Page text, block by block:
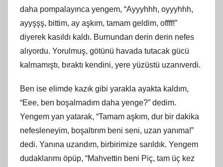
daha pompalayınca yengem, “Ayyyhhh, oyyyhhh,
ayyşşş, bittim, ay aşkım, tamam geldim, offff!”
diyerek kasıldı kaldı. Burnundan derin derin nefes
alıyordu. Yorulmuş, götünü havada tutacak gücü
kalmamıştı, bıraktı kendini, yere yüzüstü uzanıverdi.
Ben ise elimde kazık gibi yarakla ayakta kaldım,
“Eee, ben boşalmadım daha yenge?” dedim.
Yengem yan yatarak, “Tamam aşkım, dur bir dakika
nefesleneyim, boşaltırım beni seni, uzan yanıma!”
dedi. Yanına uzandım, birbirimize sarıldık. Yengem
dudaklarımı öpüp, “Mahvettin beni Piç, tam üç kez